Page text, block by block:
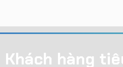
Khách hàng